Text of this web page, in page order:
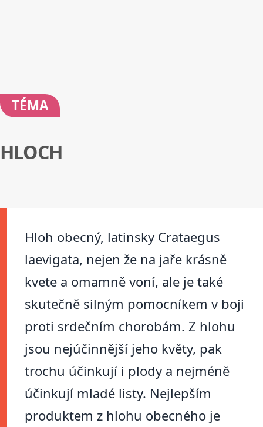
TÉMA
HLOCH
Hloh obecný, latinsky Crataegus
laevigata, nejen že na jaře krásně
kvete a omamně voní, ale je také
skutečně silným pomocníkem v boji
proti srdečním chorobám. Z hlohu
jsou nejúčinnější jeho květy, pak
trochu účinkují i plody a nejméně
účinkují mladé listy. Nejlepším
produktem z hlohu obecného je